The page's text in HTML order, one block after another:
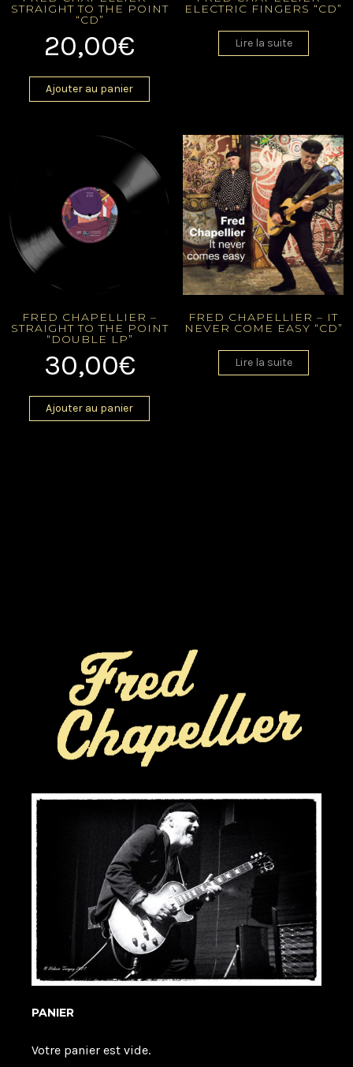
STRAIGHT TO THE POINT
“CD”
20,00€
Ajouter au panier
ELECTRIC FINGERS “CD”
Lire la suite
FRED CHAPELLIER –
STRAIGHT TO THE POINT
“DOUBLE LP”
30,00€
Ajouter au panier
FRED CHAPELLIER – IT
NEVER COME EASY “CD”
Lire la suite
PANIER
Votre panier est vide.